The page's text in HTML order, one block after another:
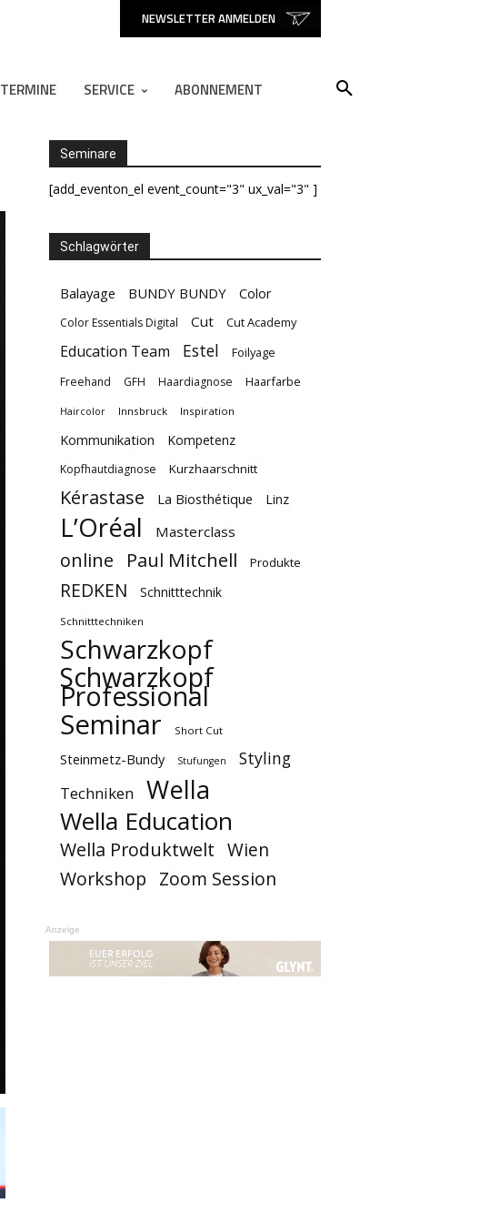
NEWSLETTER ANMELDEN
TERMINE SERVICE ABONNEMENT
Seminare
[add_eventon_el event_count="3" ux_val="3" ]
Schlagwörter
Balayage BUNDY BUNDY Color
Color Essentials Digital Cut Cut Academy
Education Team Estel Foilyage
Freehand GFH Haardiagnose Haarfarbe
Haircolor Innsbruck Inspiration
Kommunikation Kompetenz
Kopfhautdiagnose Kurzhaarschnitt
Kérastase La Biosthétique Linz
L’Oréal Masterclass
online Paul Mitchell Produkte
REDKEN Schnitttechnik
Schnitttechniken
Schwarzkopf
Schwarzkopf
Professional
Seminar Short Cut
Steinmetz-Bundy Stufungen Styling
Techniken Wella
Wella Education
Wella Produktwelt Wien
Workshop Zoom Session
Anzeige